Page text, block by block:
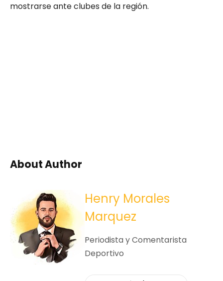
mostrarse ante clubes de la región.
About Author
Henry Morales
Marquez
Periodista y Comentarista
Deportivo